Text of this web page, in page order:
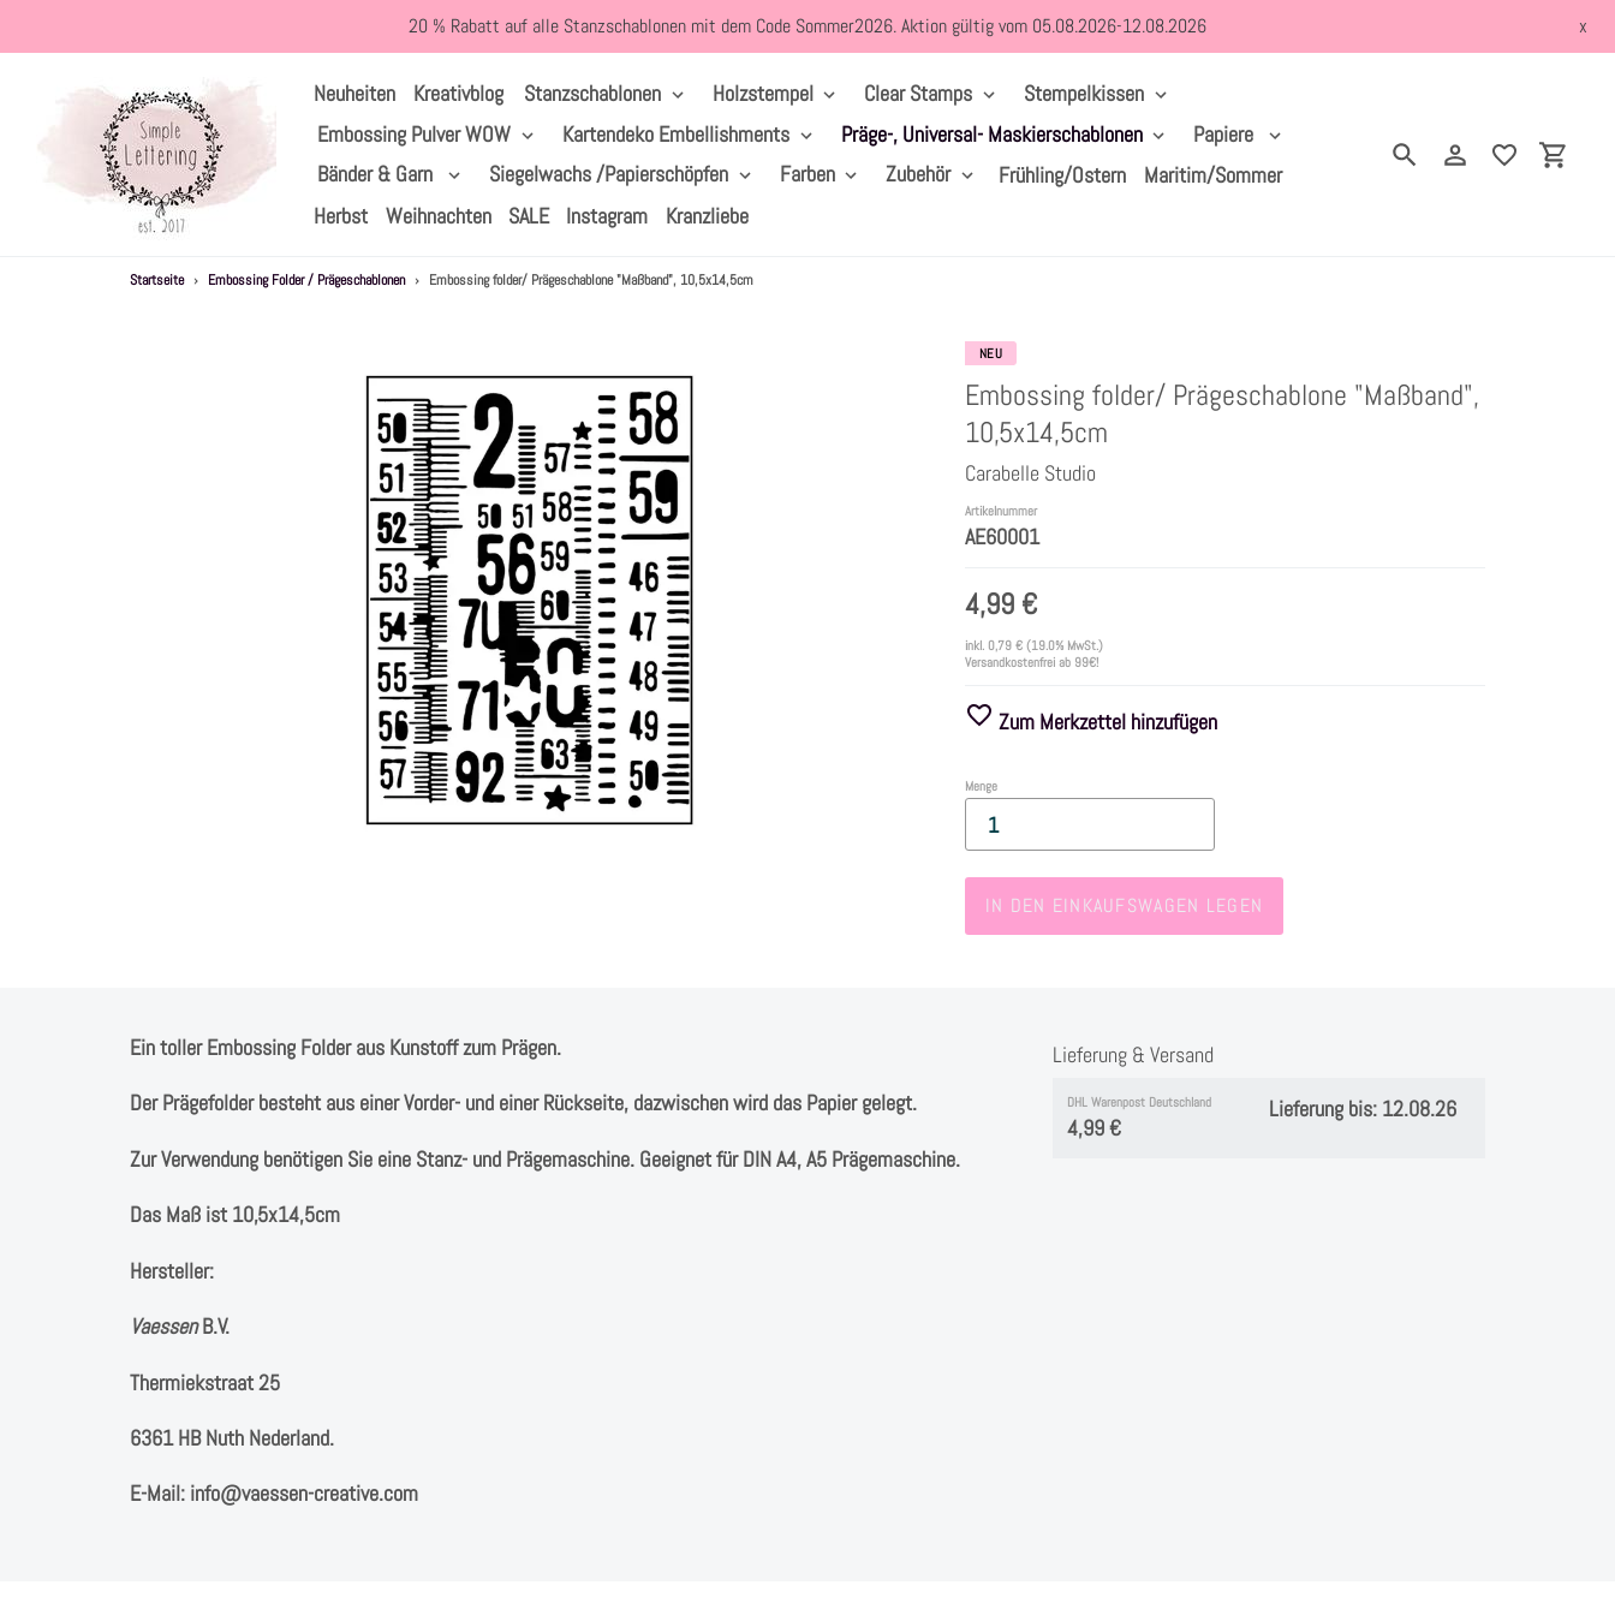
zum
20 % Rabatt auf alle Stanzschablonen mit dem Code Sommer2026. Aktion gültig vom 05.08.2026-12.08.2026 x
Neuheiten Kreativblog Stanzschablonen Holzstempel Clear Stamps
Stempelkissen
Embossing Pulver WOW
Kartendeko Embellishments Präge-, Universal- Maskierschablonen
Papiere
Bänder & Garn
Siegelwachs /Papierschöpfen Farben Zubehör Frühling/Ostern
Maritim/Sommer
Herbst
Weihnachten SALE Instagram Kranzliebe
SuchenEinloggen
Startseite › Embossing Folder / Prägeschablonen › Embossing folder/ Prägeschablone "Maßband", 10,5x14,5cm
NEU
Embossing folder/ Prägeschablone "Maßband",
10,5x14,5cm
Carabelle Studio
Artikelnummer
AE60001
4,99 €
inkl. 0,79 €(19.0% MwSt.)
Versandkostenfrei ab 99€!
Zum Merkzettel hinzufügen
Menge
IN DEN EINKAUFSWAGEN LEGEN
Ein toller Embossing Folder aus Kunstoff zum Prägen.
Der Prägefolder besteht aus einer Vorder- und einer Rückseite, dazwischen wird das Papier gelegt.
Zur Verwendung benötigen Sie eine Stanz- und Prägemaschine. Geeignet für DIN A4, A5 Prägemaschine.
Das Maß ist 10,5x14,5cm
Hersteller:
VaessenB.V. ⁠
Thermiekstraat 25 ⁠
6361 HB Nuth ⁠⁠Nederland.
E-Mail: info@vaessen-creative.com
Lieferung & Versand
DHL Warenpost Deutschland
4,99 €
Lieferung bis: 12.08.26